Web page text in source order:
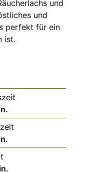
und
und
perfekt für ein
ist.